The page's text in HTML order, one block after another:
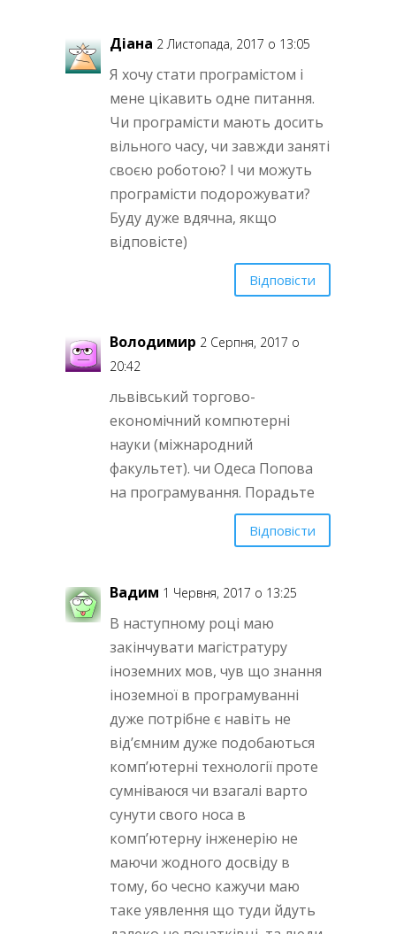
Діана 2 Листопада, 2017 о 13:05
Я хочу стати програмістом і
мене цікавить одне питання.
Чи програмісти мають досить
вільного часу, чи завжди заняті
своєю роботою? І чи можуть
програмісти подорожувати?
Буду дуже вдячна, якщо
відповісте)
Відповісти
Володимир 2 Серпня, 2017 о
20:42
львівський торгово-
економічний компютерні
науки (міжнародний
факультет). чи Одеса Попова
на програмування. Порадьте
Відповісти
Вадим 1 Червня, 2017 о 13:25
В наступному році маю
закінчувати магістратуру
іноземних мов, чув що знання
іноземної в програмуванні
дуже потрібне є навіть не
від’ємним дуже подобаються
комп’ютерні технології проте
сумніваюся чи взагалі варто
сунути свого носа в
комп’ютерну інженерію не
маючи жодного досвіду в
тому, бо чесно кажучи маю
таке уявлення що туди йдуть